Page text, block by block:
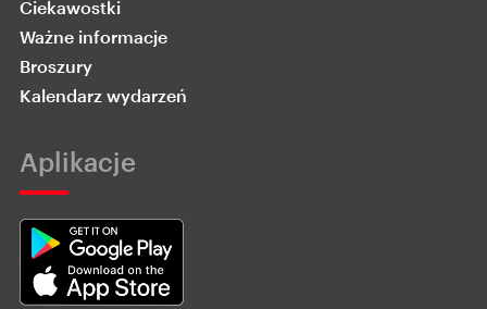
Ciekawostki
Ważne informacje
Broszury
Kalendarz wydarzeń
Aplikacje